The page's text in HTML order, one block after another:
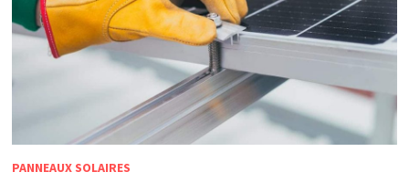
PANNEAUX SOLAIRES